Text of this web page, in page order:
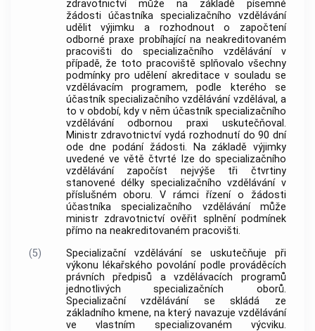
zdravotnictví může na základě písemné
žádosti účastníka specializačního vzdělávání
udělit výjimku a rozhodnout o započtení
odborné praxe probíhající na neakreditovaném
pracovišti dospecializačního vzdělávánív
případě, že toto pracoviště splňovalo všechny
podmínky pro udělení akreditace v souladu se
vzdělávacím programem, podle kterého se
účastník specializačního vzdělávánívzdělával, a
to v období, kdy v něm účastník specializačního
vzděláváníodbornou praxi uskutečňoval.
Ministr zdravotnictví vydá rozhodnutí do 90 dní
ode dne podání žádosti. Na základě výjimky
uvedené ve větě čtvrté lze do specializačního
vzdělávánízapočíst nejvýše tři čtvrtiny
stanovené délky specializačního vzdělávánív
příslušném oboru. V rámci řízení o žádosti
účastníka specializačního vzdělávánímůže
ministr zdravotnictví ověřit splnění podmínek
přímo na neakreditovaném pracovišti.
(5)
Specializační vzděláváníse uskutečňuje při
výkonu lékařského povolání podle prováděcích
právních předpisů a vzdělávacích programů
jednotlivých specializačních oborů.
Specializační vzděláváníse skládá ze
základního kmene, na který navazuje vzdělávání
ve vlastním specializovaném výcviku.